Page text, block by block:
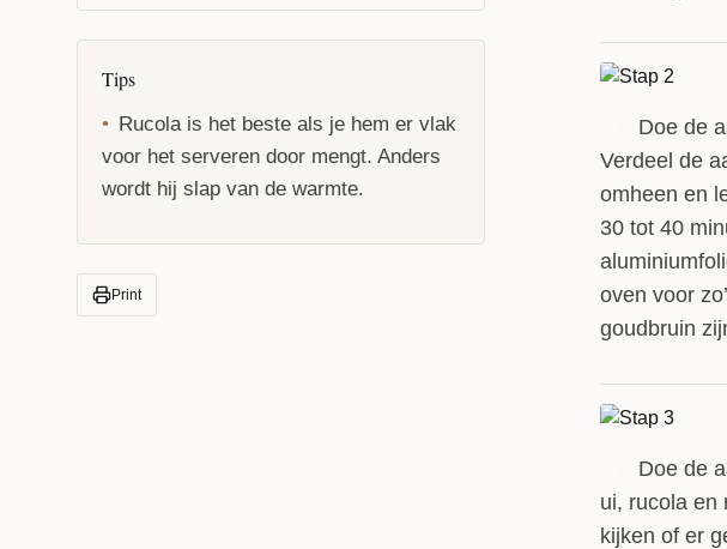
Tips
Rucola is het beste als je hem er vlak
voor het serveren door mengt. Anders
wordt hij slap van de warmte.
Print
Doe de
Verdeel de
omheen en
30 tot 40
oven voor
goudbruin
Doe de
ui, rucola en
kijken of er